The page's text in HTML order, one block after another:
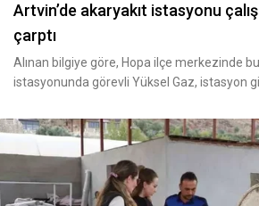
Artvin’de akaryakıt istasyonu
çarptı
Alınan bilgiye göre, Hopa ilçe merkezinde
istasyonunda görevli Yüksel Gaz, istasyon